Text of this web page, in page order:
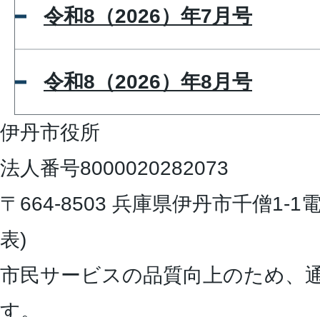
令和8（2026）年7月号
令和8（2026）年8月号
伊丹市役所
法人番号8000020282073
〒664-8503 兵庫県伊丹市千僧1-1
表)
市民サービスの品質向上のため、
す。